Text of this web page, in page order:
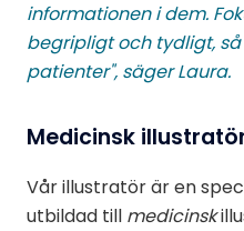
informationen i dem.
begripligt och tydligt,
patienter", säger Laura.
Medicinsk
Vår illustratör är en
utbildad till medicinsk